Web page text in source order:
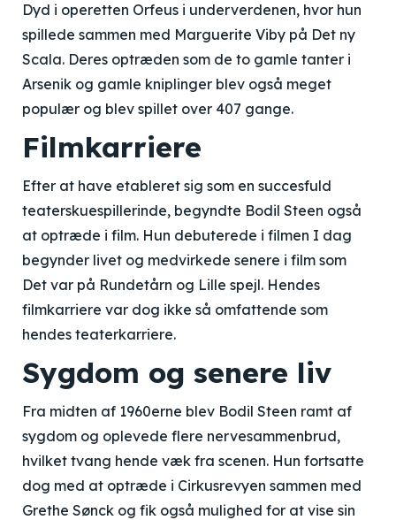
Dyd i operetten Orfeus i underverdenen, hvor hun
spillede sammen med Marguerite Viby på Det ny
Scala. Deres optræden som de to gamle tanter i
Arsenik og gamle kniplinger blev også meget
populær og blev spillet over 407 gange.
Filmkarriere
Efter at have etableret sig som en succesfuld
teaterskuespillerinde, begyndte Bodil Steen også
at optræde i film. Hun debuterede i filmen I dag
begynder livet og medvirkede senere i film som
Det var på Rundetårn og Lille spejl. Hendes
filmkarriere var dog ikke så omfattende som
hendes teaterkarriere.
Sygdom og senere liv
Fra midten af 1960erne blev Bodil Steen ramt af
sygdom og oplevede flere nervesammenbrud,
hvilket tvang hende væk fra scenen. Hun fortsatte
dog med at optræde i Cirkusrevyen sammen med
Grethe Sønck og fik også mulighed for at vise sin